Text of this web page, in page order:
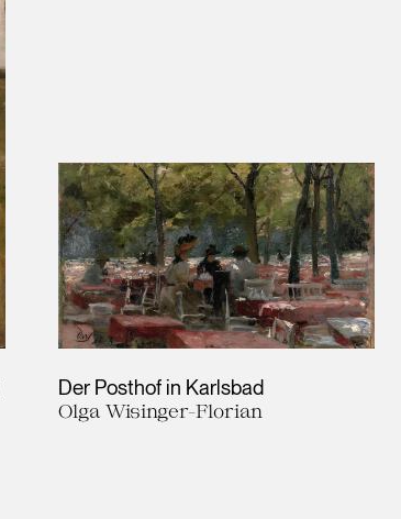
Der Posthof in Karlsbad
Olga Wisinger-Florian